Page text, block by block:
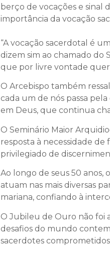
berço de vocações e sinal
importância da vocação
“A vocação sacerdotal é
dizem sim ao chamado do
que por livre vontade
O Arcebispo também
cada um de nós passa
em Deus, que continua
O Seminário Maior
resposta à necessidade
privilegiado de
Ao longo de seus 50 anos,
atuam nas mais diversas
mariana, confiando à
O Jubileu de Ouro não foi
desafios do mundo
sacerdotes